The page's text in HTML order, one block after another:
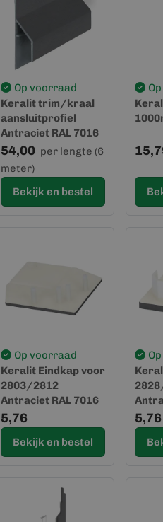
Op voorraad
Keralit trim/kraal
aansluitprofiel
Antraciet RAL 7016
(2810)
(gevelbekleding)
54,00 per lengte (6
meter)
Bekijk en bestel
Op voorraad
Keralit Eindkap voor
2803/2812
Antraciet RAL 7016
(2822)
5,76
Bekijk en bestel
5,76